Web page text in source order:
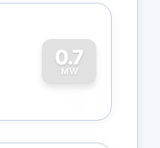
0.7
MW
0